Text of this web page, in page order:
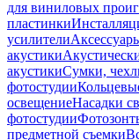
для виниловых
пластинки
усилители
акустики
акустикиСумки,
фотостудии
освещениеНасадки
фотостудии
предметной съемки